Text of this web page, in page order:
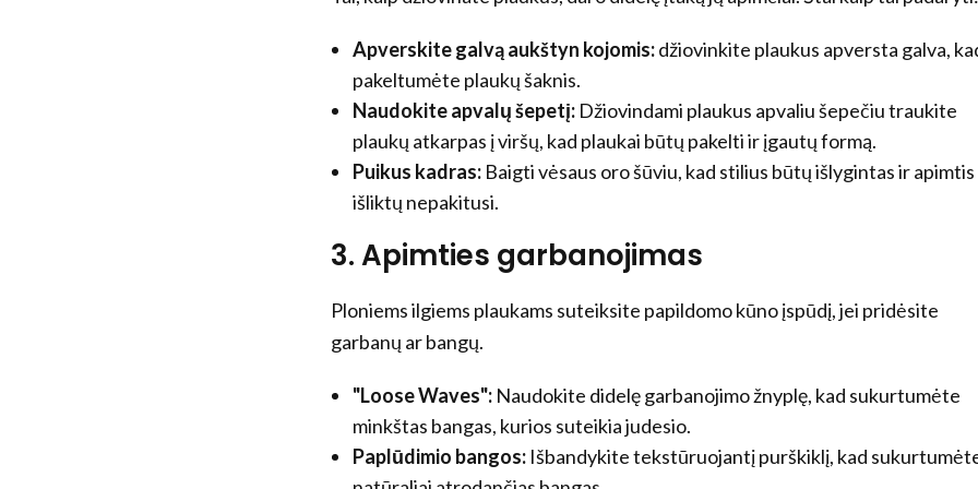
Apverskite galvą aukštyn kojomis:džiovinkite plaukus apversta galva,
pakeltumėte plaukų šaknis.
Naudokite apvalų šepetį: Džiovindami plaukus apvaliu šepečiu traukite
plaukų atkarpas į viršų, kad plaukai būtų pakelti ir įgautų formą.
Puikus kadras: Baigti vėsaus oro šūviu, kad stilius būtų išlygintas ir apimtis
išliktų nepakitusi.
3. Apimties garbanojimas
Ploniems ilgiems plaukams suteiksite papildomo kūno įspūdį, jei pridėsite
garbanų ar bangų.
"Loose Waves": Naudokite didelę garbanojimo žnyplę, kad sukurtumėte
minkštas bangas, kurios suteikia judesio.
Paplūdimio bangos: Išbandykite tekstūruojantį purškiklį, kad